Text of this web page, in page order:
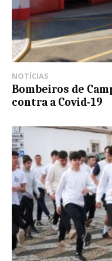
NOTÍCIAS
Bombeiros de
contra a Covid-19